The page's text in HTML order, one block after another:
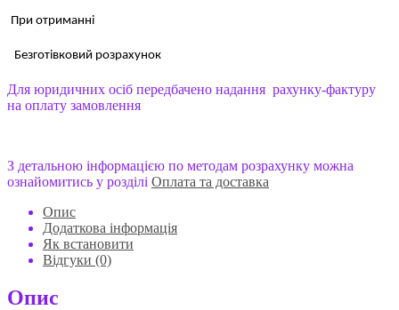
При отриманні
Безготівковий розрахунок
Для юридичних осіб передбачено надання рахунку-фактуру
на оплату замовлення
З детальною інформацією по методам розрахунку можна
ознайомитись у розділі Оплата та доставка
Опис
Додаткова інформація
Як встановити
Відгуки (0)
Опис